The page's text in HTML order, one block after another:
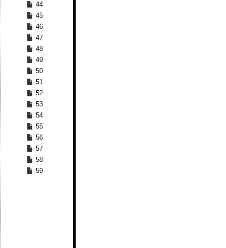
44
45
46
47
48
49
50
51
52
53
54
55
56
57
58
59